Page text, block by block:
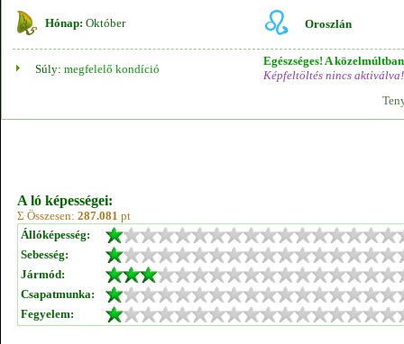
Hónap: Október Oroszlán
Súly: megfelelő kondíció
Egészséges! A
Képfeltöltés nincs aktiválva!
A ló képességei:
Σ Összesen: 287.081 pt
Állóképesség:
Sebesség:
Jármód:
Csapatmunka:
Fegyelem: